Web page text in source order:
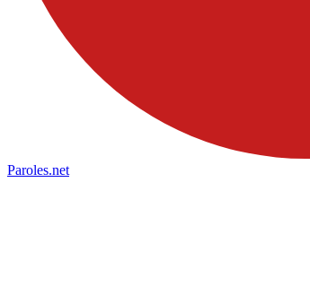
Paroles.net